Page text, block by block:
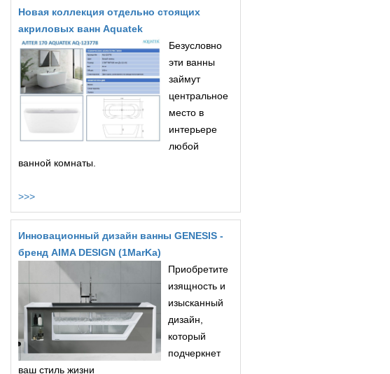
Новая коллекция отдельно стоящих
акриловых ванн Aquatek
Безусловно
эти ванны
займут
центральное
место в
интерьере
любой
ванной комнаты.
>>>
Инновационный дизайн ванны GENESIS -
бренд AIMA DESIGN (1MarKa)
Приобретите
изящность и
изысканный
дизайн,
который
подчеркнет
ваш стиль жизни